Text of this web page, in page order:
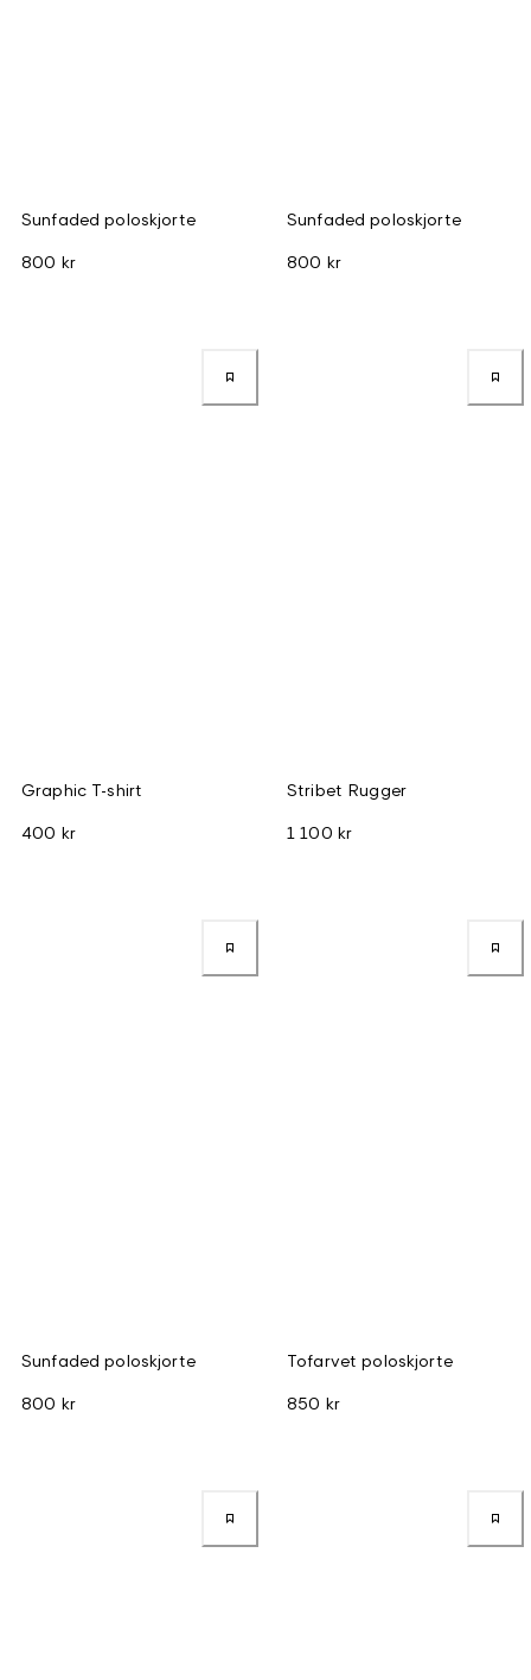
Sunfaded poloskjorte
800 kr
Sunfaded poloskjorte
800 kr
Graphic T-shirt
400 kr
Stribet Rugger
1 100 kr
Sunfaded poloskjorte
800 kr
Tofarvet poloskjorte
850 kr